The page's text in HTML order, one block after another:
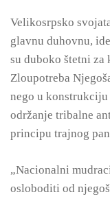
Velikosrpsko
glavnu duhovnu,
su duboko štetni za
Zloupotreba
nego u
održanje tribalne
principu trajnog
„Nacionalni
osloboditi od